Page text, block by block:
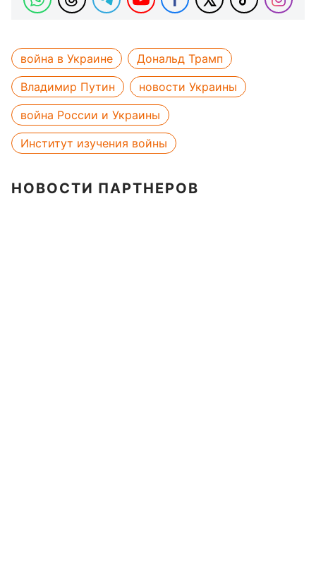
война в Украине
Дональд Трамп
Владимир Путин
новости Украины
война России и Украины
Институт изучения войны
НОВОСТИ ПАРТНЕРОВ